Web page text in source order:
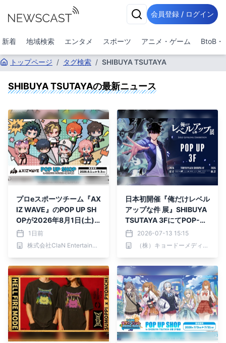
会員登録 / ログイン
新着 地域検索 エンタメ スポーツ アニメ・ゲーム BtoB・
トップページ / タグ検索 / SHIBUYA TSUTAYA
SHIBUYA TSUTAYAの最新ニュース
プロeスポーツチーム『AX
IZ WAVE』のPOP UP SH
OPが2026年8月1日(土)
よりSHIBUYA TSUTAYA 6
階 IP書店で開催決定！！
1日前
株式会社ClaN Entertainment
日本初開催『俺だけレベル
アップな件 展』SHIBUYA
TSUTAYA 3FにてPOP-UP
STORE開催決定 物販に
加え、その場でプリント・
即受け取りできるオンデマ
2026-07-13 15:15
（株）キョードーメディアス